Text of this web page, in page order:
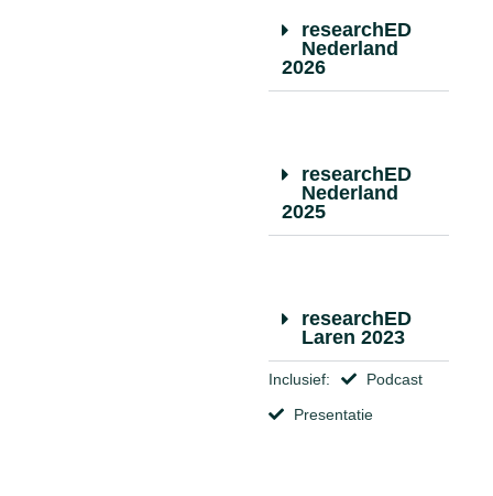
researchED
Nederland
2026
researchED
Nederland
2025
researchED
Laren 2023
Inclusief:
Podcast
Presentatie